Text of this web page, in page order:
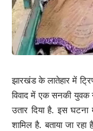
झारखंड के लातेहार में
विवाद में एक सनकी युवक
उतार दिया है. इस घटना
शामिल है. बताया जा